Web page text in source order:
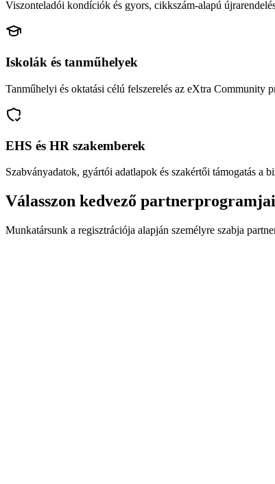
Viszonteladói kondíciók és gyors, cikkszám-alapú
Iskolák és tanműhelyek
Tanműhelyi és oktatási célú felszerelés az eXtra Community
EHS és HR szakemberek
Szabványadatok, gyártói adatlapok és szakértői támogatás a
Válasszon kedvező
Munkatársunk a regisztrációja alapján személyre szabja